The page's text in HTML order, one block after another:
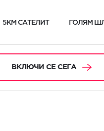
5KM САТЕЛИТ ГОЛЯМ
ВКЛЮЧИ СЕ СЕГА